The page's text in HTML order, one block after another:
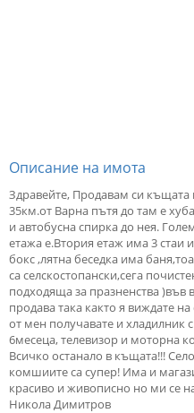
Описание на имота
Здравейте, Продавам си къщата
35км.от Варна пътя до там е
и автобусна спирка до нея.
етажа е.Втория етаж има 3 стаи
бокс ,лятна беседка има
са селскостопански,сега
подходяща за празненства
продава така както я виждате
от мен получавате и хладилник
6месеца, телевизор и моторна
Всичко останало в къщата!!!
комшиите са супер! Има и
красиво и живописно но ми се
Никола Димитров